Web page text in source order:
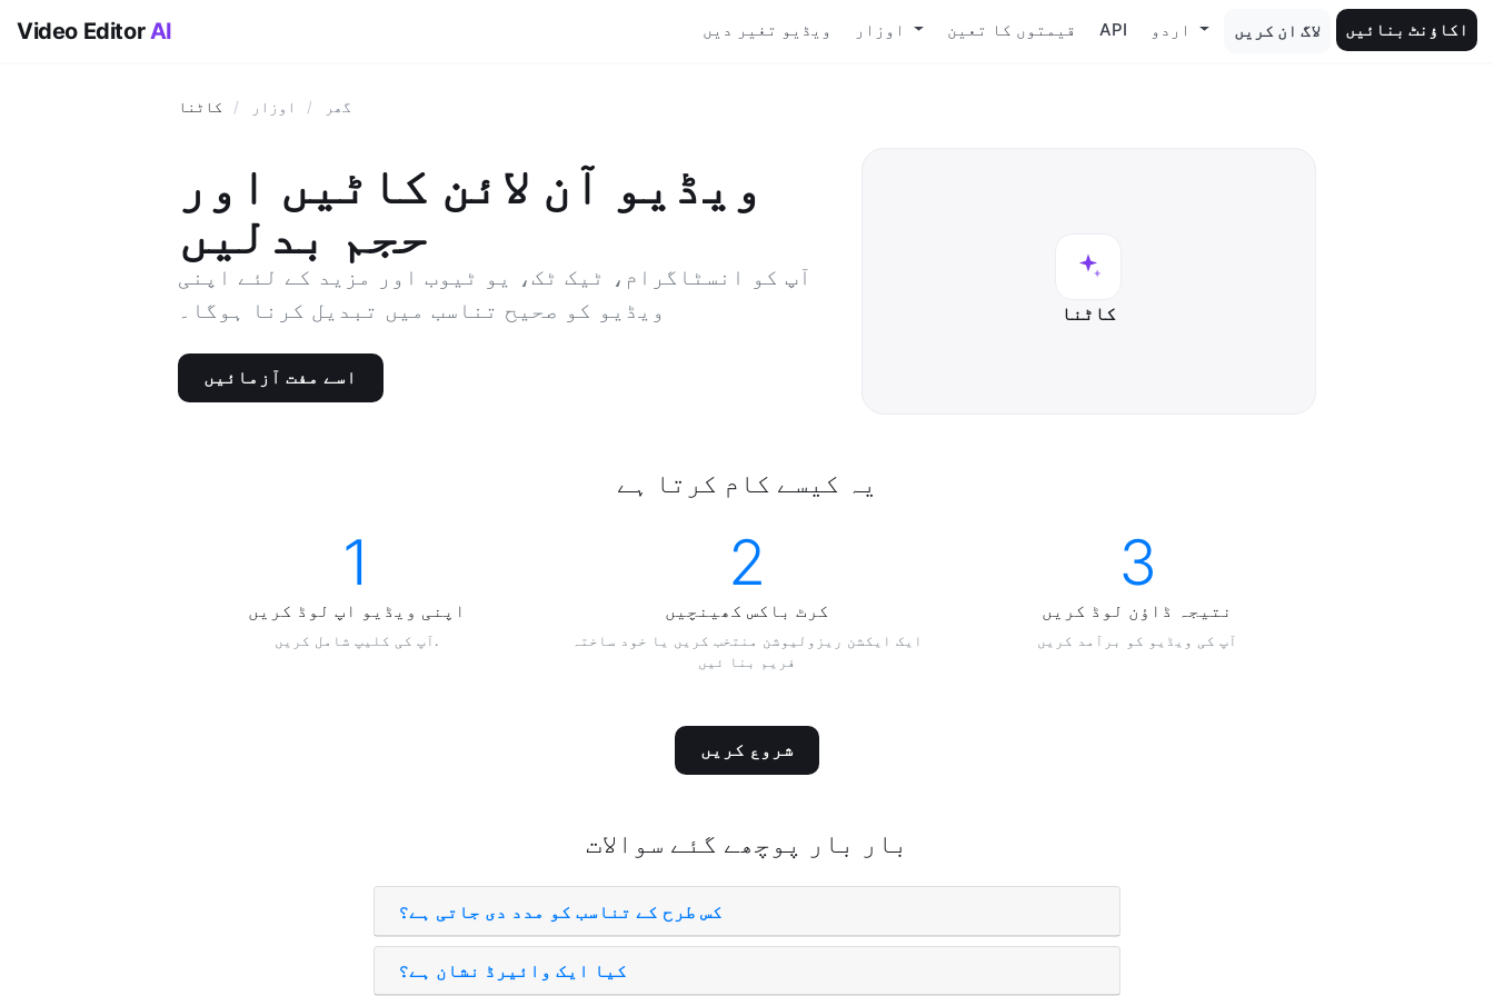
Video EditorAI ویڈیو تغیر دیں قیمتوں کا تعین API لاگ ان کریں اکاؤنٹ بنائیں
گھر / اوزار / کاٹنا
ویڈیو آن لائن کاٹیں اور
حجم بدلیں
آپ کو انسٹاگرام، ٹیک ٹک، یو ٹیوب اور مزید کے لئے اپنی
ویڈیو کو صحیح تناسب میں تبدیل کرنا ہوگا۔
اسے مفت آزمائیں
کاٹنا
یہ کیسے کام کرتا ہے
1
اپنی ویڈیو اپ لوڈ کریں
آپ کی کلیپ شامل کریں.
2
کرٹ باکس کھينچيں
ايک ايکشن ريزوليوشن منتخب کريں يا خود ساختہ
فريم بنا ئيں
3
نتيجہ ڈاؤن لوڈ کریں
آپ کی ویڈیو کو برآمد کریں
شروع کریں
بار بار پوچھے گئے سوالات
کس طرح کے تناسب کو مدد دی جاتی ہے؟
کیا ایک وائیرڈ نشان ہے؟